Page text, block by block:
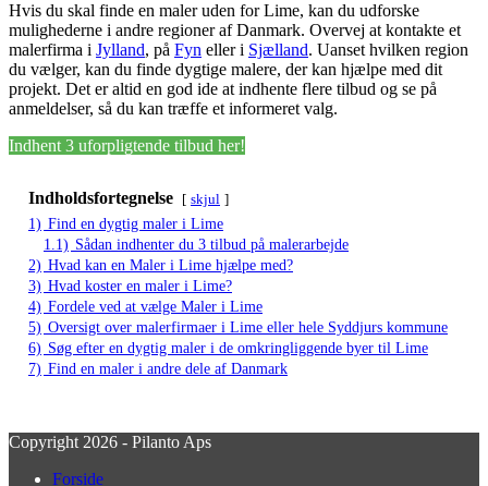
Hvis du skal finde en maler uden for Lime, kan du udforske
mulighederne i andre regioner af Danmark. Overvej at kontakte et
malerfirma i Jylland, på Fyn eller i Sjælland. Uanset hvilken region
du vælger, kan du finde dygtige malere, der kan hjælpe med dit
projekt. Det er altid en god ide at indhente flere tilbud og se på
anmeldelser, så du kan træffe et informeret valg.
Indhent 3 uforpligtende tilbud her!
Indholdsfortegnelse skjul
1) Find en dygtig maler i Lime
1.1) Sådan indhenter du 3 tilbud på malerarbejde
2) Hvad kan en Maler i Lime hjælpe med?
3) Hvad koster en maler i Lime?
4) Fordele ved at vælge Maler i Lime
5) Oversigt over malerfirmaer i Lime eller hele Syddjurs kommune
6) Søg efter en dygtig maler i de omkringliggende byer til Lime
7) Find en maler i andre dele af Danmark
Copyright 2026 - Pilanto Aps
Forside